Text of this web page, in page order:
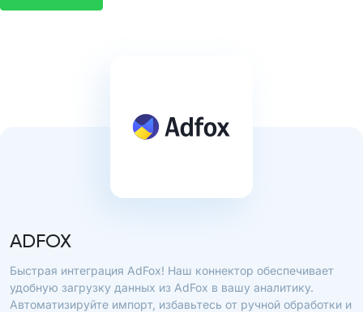
ADFOX
Быстрая интеграция AdFox! Наш коннектор обеспечивает
удобную загрузку данных из AdFox в вашу аналитику.
Автоматизируйте импорт, избавьтесь от ручной обработки и